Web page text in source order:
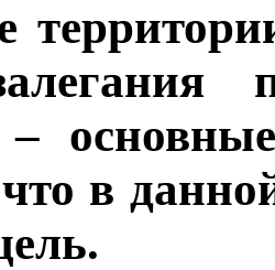
–
что в